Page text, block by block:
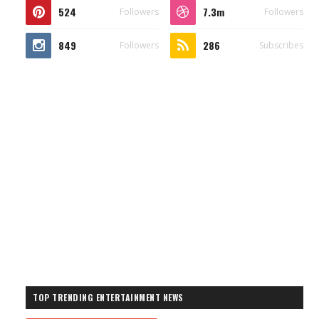
524 Followers 7.3m Followers
849 Followers 286 Subscribes
TOP TRENDING ENTERTAINMENT NEWS